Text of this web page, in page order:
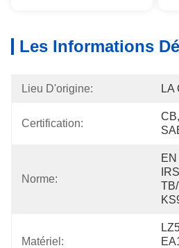
Les Informations
Lieu D'origine: LA
Certification:
Norme:
Matériel: